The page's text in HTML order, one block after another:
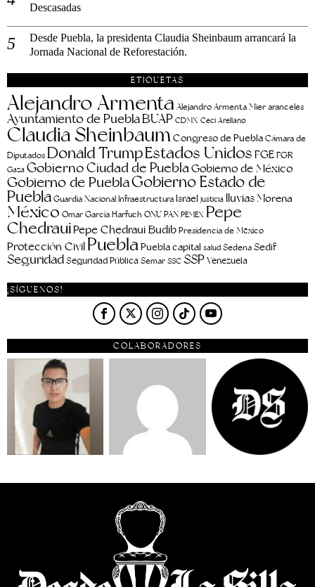
Descasadas
Desde Puebla, la presidenta Claudia Sheinbaum arrancará la
Jornada Nacional de Reforestación.
ETIQUETAS
Alejandro Armenta Alejandro Armenta Mier aranceles
Ayuntamiento de PueblaBUAP CDMX Ceci Arellano
Claudia SheinbaumCongreso de Puebla Cámara de
Diputados Donald TrumpEstados Unidos FGEFGR
Gaza Gobierno Ciudad de PueblaGobierno de México
Gobierno de PueblaGobierno Estado de
PueblaGuardia Nacional Infraestructura Israel justicia lluviasMorena
México Omar García Harfuch ONU PAN PEMEX Pepe
ChedrauiPepe Chedraui BudibPresidencia de México
Protección Civil PueblaPuebla capital salud Sedena Sedif
SeguridadSeguridad Pública Semar SSC SSPVenezuela
¡SÍGUENOS!
COLABORADORES